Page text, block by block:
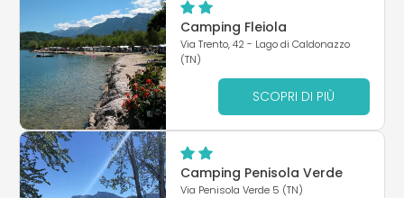
Camping Fleiola
Via Trento, 42 - Lago di Caldonazzo
(TN)
SCOPRI DI PIÙ
Camping Penisola Verde
Via Penisola Verde 5 (TN)